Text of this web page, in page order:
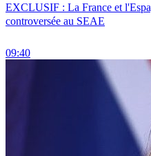
EXCLUSIF : La France et
controversée au SEAE
09:40